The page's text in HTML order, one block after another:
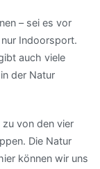
– sei es vor
Indoorsport.
auch viele
der Natur
von den vier
Die Natur
können wir uns